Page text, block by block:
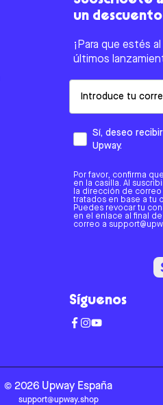
un
¡Para que estés
últimos
Sí, deseo
Upway.
Por favor, confirma
en la casilla. Al
la dirección de
tratados en base a tu
Puedes revocar tu
en el enlace al final
correo a
Síguenos
© 2026 Upway España
support@upway.shop